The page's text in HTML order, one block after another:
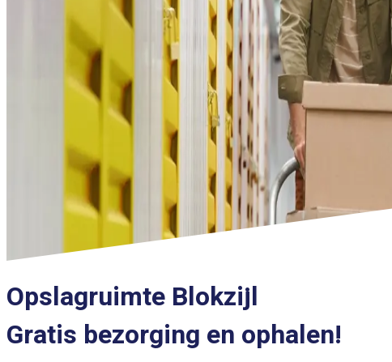
Opslagruimte Blokzijl
Gratis bezorging en ophalen!